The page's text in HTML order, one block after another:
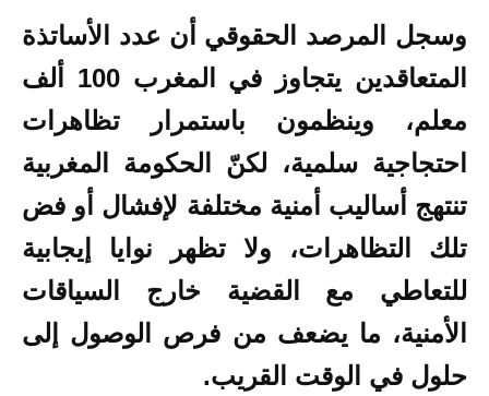
وسجل المرصد الحقوقي أن عدد الأساتذة
المتعاقدين يتجاوز في المغرب 100 ألف
معلم، وينظمون باستمرار تظاهرات
احتجاجية سلمية، لكنّ الحكومة المغربية
تنتهج أساليب أمنية مختلفة لإفشال أو فض
تلك التظاهرات، ولا تظهر نوايا إيجابية
للتعاطي مع القضية خارج السياقات
الأمنية، ما يضعف من فرص الوصول إلى
حلول في الوقت القريب.